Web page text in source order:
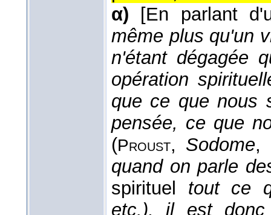
α)
[En parlant
même plus qu'un
n'étant dégagée
opération
que ce que nous
pensée, ce que
(Proust, Sodome,
quand on parle
spirituel tout ce
etc.), il est donc